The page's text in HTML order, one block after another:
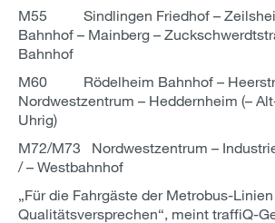
M55 Sindlingen Friedhof –
Bahnhof – Mainberg –
Bahnhof
M60 Rödelheim Bahnhof –
Nordwestzentrum – Heddernheim (–
Uhrig)
M72/M73 Nordwestzentrum –
/ – Westbahnhof
„Für die Fahrgäste der Metrobus-
Qualitätsversprechen“, meint traffiQ-